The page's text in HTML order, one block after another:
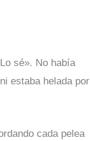
sé». No había
estaba helada por
cada pelea